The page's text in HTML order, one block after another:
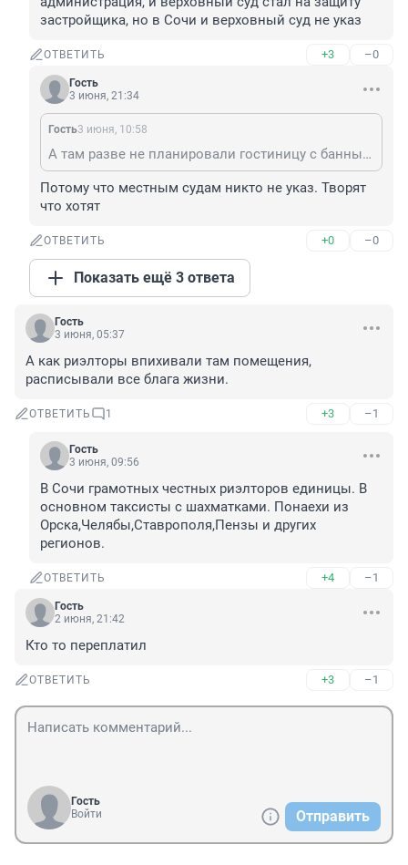
застройщика, но в Сочи и верховный суд не указ
ОТВЕТИТЬ +3 –0
Гость
3 июня, 21:34
Гость3 июня, 10:58
А там разве не планировали гостиницу с банным комплексом, которую одобрила изначально администрация, и верховный суд стал на защиту застройщика, но в Сочи и верховный суд не указ
Потому что местным судам никто не указ. Творят
что хотят
ОТВЕТИТЬ +0 –0
Показать ещё 3 ответа
Гость
3 июня, 05:37
А как риэлторы впихивали там помещения,
расписывали все блага жизни.
ОТВЕТИТЬ 1 +3 –1
Гость
3 июня, 09:56
В Сочи грамотных честных риэлторов единицы. В
основном таксисты с шахматками. Понаехи из
Орска,Челябы,Ставрополя,Пензы и других
регионов.
ОТВЕТИТЬ +4 –1
Гость
2 июня, 21:42
Кто то переплатил
ОТВЕТИТЬ +3 –1
Гость
Войти
Отправить